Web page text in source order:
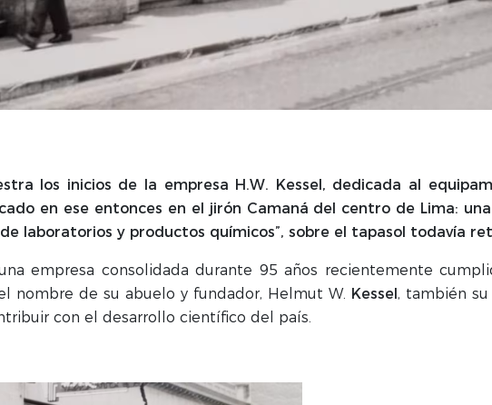
los inicios de la empresa H.W. Kessel, dedicada al
en ese entonces en el jirón Camaná del centro de Lima:
laboratorios y productos químicos”, sobre el tapasol todavía
empresa consolidada durante 95 años recientemente
nombre de su abuelo y fundador, Helmut W. Kessel, también
con el desarrollo científico del país.